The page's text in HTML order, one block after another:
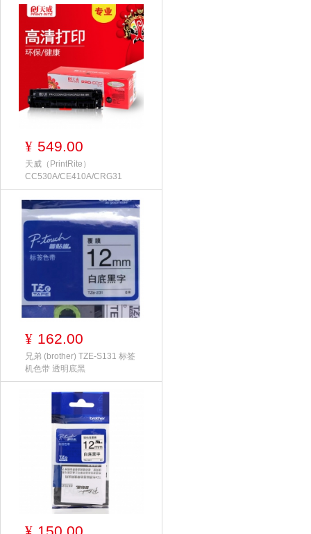
¥ 549.00
天威（PrintRite）
CC530A/CE410A/CRG31
¥ 162.00
兄弟 (brother) TZE-S131 标签
机色带 透明底黑